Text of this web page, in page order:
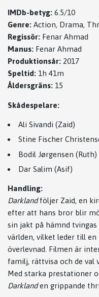
IMDb-betyg: 6.5/10
Genre: Action, Drama,
Regissör: Fenar Ahmad
Manus: Fenar Ahmad
Produktionsår: 2017
Speltid: 1h 41m
Åldersgräns: 15
Skådespelare:
Ali Sivandi (Zaid)
Stine Fischer
Bodil Jørgensen (Ruth)
Dar Salim (Asif)
Handling:
Darklandföljer Zaid, en
efter att hans bror blir
sin jakt på hämnd
världen, vilket leder till
överlevnad. Filmen är
familj, rättvisa och de val
Med starka prestationer
Darklanden grippande